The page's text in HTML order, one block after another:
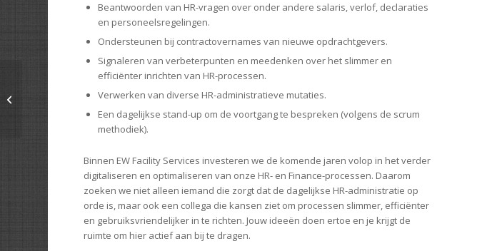
Beantwoorden van HR-vragen over onder andere salaris, verlof, declaraties
en personeelsregelingen.
Ondersteunen bij contractovernames van nieuwe opdrachtgevers.
Signaleren van verbeterpunten en meedenken over het slimmer en
efficiënter inrichten van HR-processen.
Verwerken van diverse HR-administratieve mutaties.
Een dagelijkse stand-up om de voortgang te bespreken (volgens de scrum
methodiek).
Binnen EW Facility Services investeren we de komende jaren volop in het verder
digitaliseren en optimaliseren van onze HR- en Finance-processen. Daarom
zoeken we niet alleen iemand die zorgt dat de dagelijkse HR-administratie op
orde is, maar ook een collega die kansen ziet om processen slimmer, efficiënter
en gebruiksvriendelijker in te richten. Jouw ideeën doen ertoe en je krijgt de
ruimte om hier actief aan bij te dragen.
Catharina Ziekenhuis